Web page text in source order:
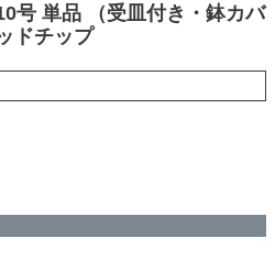
号 単品 （受皿付き・鉢カバ
ドチップ